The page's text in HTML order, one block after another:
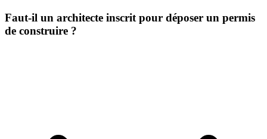
Faut-il un architecte inscrit pour déposer un permis
de construire ?